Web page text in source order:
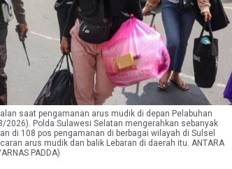
saat pengamanan arus mudik di depan Pelabuhan
2026). Polda Sulawesi Selatan mengerahkan sebanyak
di 108 pos pengamanan di berbagai wilayah di Sulsel
arus mudik dan balik Lebaran di daerah itu. ANTARA
PADDA)